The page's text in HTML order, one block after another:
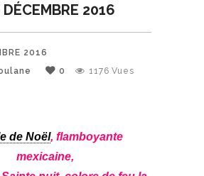
2016
2016
0 1176 Vues
de Noël, flamboyante
mexicaine,